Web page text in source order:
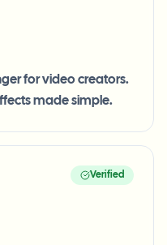
for video creators.
made simple.
Verified